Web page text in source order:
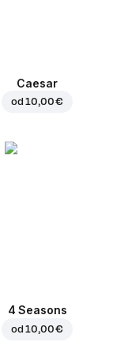
Caesar
od10,00 €
4 Seasons
od10,00 €